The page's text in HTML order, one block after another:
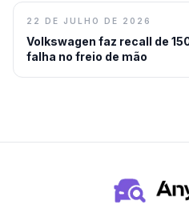
22 DE JULHO DE 2026
Volkswagen faz recall de
falha no freio de mão